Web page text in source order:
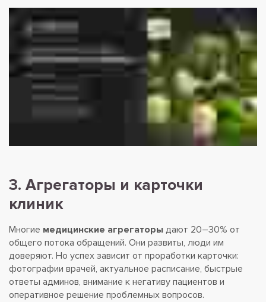
3. Агрегаторы и карточки
клиник
Многие медицинские агрегаторы дают 20–30% от
общего потока обращений. Они развиты, люди им
доверяют. Но успех зависит от проработки карточки:
фотографии врачей, актуальное расписание, быстрые
ответы админов, внимание к негативу пациентов и
оперативное решение проблемных вопросов.